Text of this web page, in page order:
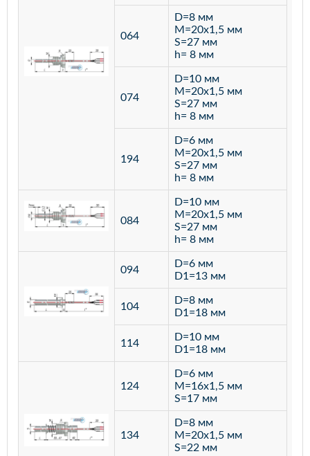
064
D=8 мм
M=20х1,5 мм
S=27 мм
h= 8 мм
074
D=10 мм
M=20х1,5 мм
S=27 мм
h= 8 мм
194
D=6 мм
M=20х1,5 мм
S=27 мм
h= 8 мм
084
D=10 мм
M=20х1,5 мм
S=27 мм
h= 8 мм
094
D=6 мм
D1=13 мм
104
D=8 мм
D1=18 мм
114
D=10 мм
D1=18 мм
124
D=6 мм
M=16х1,5 мм
S=17 мм
134
D=8 мм
M=20х1,5 мм
S=22 мм